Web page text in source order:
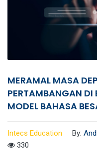
MERAMAL MASA
PERTAMBANGAN DI
MODEL BAHASA
Intecs Education By:
330